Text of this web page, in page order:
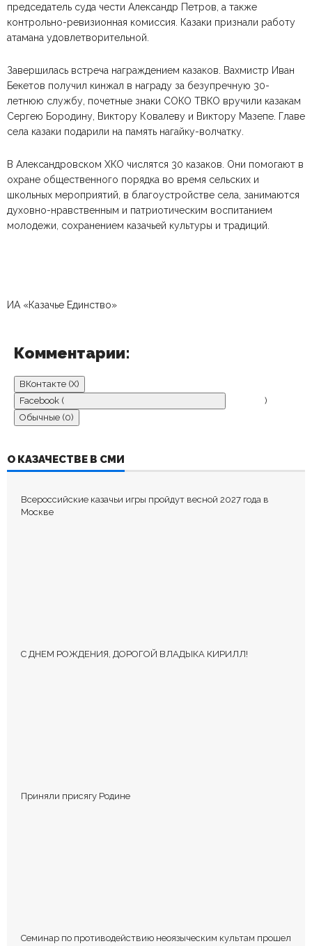
председатель суда чести Александр Петров, а также
контрольно-ревизионная комиссия. Казаки признали работу
атамана удовлетворительной.
Завершилась встреча награждением казаков. Вахмистр Иван
Бекетов получил кинжал в награду за безупречную 30-
летнюю службу, почетные знаки СОКО ТВКО вручили казакам
Сергею Бородину, Виктору Ковалеву и Виктору Мазепе. Главе
села казаки подарили на память нагайку-волчатку.
В Александровском ХКО числятся 30 казаков. Они помогают в
охране общественного порядка во время сельских и
школьных мероприятий, в благоустройстве села, занимаются
духовно-нравственным и патриотическим воспитанием
молодежи, сохранением казачьей культуры и традиций.
ИА «Казачье Единство»
Комментарии:
ВКонтакте (X)
Facebook (
)
Обычные (0)
Пока нет комментариев.
Оставьте первый комментарий.
О КАЗАЧЕСТВЕ В СМИ
Всероссийские казачьи игры пройдут весной 2027 года в
Москве
С ДНЕМ РОЖДЕНИЯ, ДОРОГОЙ ВЛАДЫКА КИРИЛЛ!
Приняли присягу Родине
Семинар по противодействию неоязыческим культам прошел